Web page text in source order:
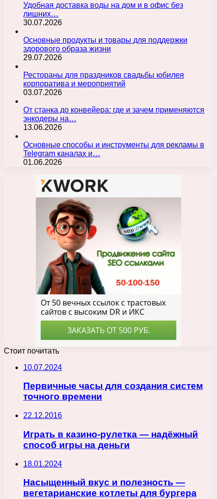
Удобная доставка воды на дом и в офис без
лишних…
30.07.2026
Основные продукты и товары для поддержки
здорового образа жизни
29.07.2026
Рестораны для праздников свадьбы юбилея
корпоратива и мероприятий
03.07.2026
От станка до конвейера: где и зачем применяются
энкодеры на…
13.06.2026
Основные способы и инструменты для рекламы в
Telegram каналах и…
01.06.2026
Стоит почитать
10.07.2024
Первичные часы для создания систем
точного времени
22.12.2016
Играть в казино-рулетка — надёжный
способ игры на деньги
18.01.2024
Насыщенный вкус и полезность —
вегетарианские котлеты для бургера